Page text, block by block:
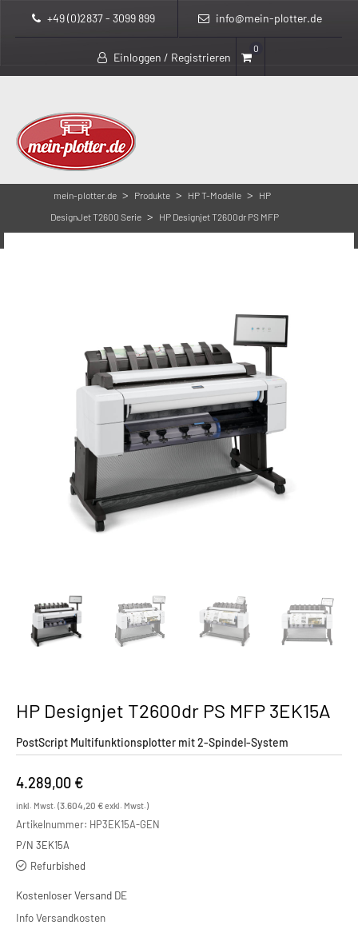
+49 (0)2837 - 3099 899 info@mein-plotter.de
Einloggen / Registrieren
0
mein-plotter.de > Produkte > HP T-Modelle >
HP
DesignJet T2600 Serie >
HP Designjet T2600dr PS MFP
HP Designjet T2600dr PS MFP 3EK15A
PostScript Multifunktionsplotter mit 2-Spindel-System
4.289,00 €
inkl. Mwst. (3.604,20 €exkl. Mwst.)
Artikelnummer: HP3EK15A-GEN
P/N 3EK15A
Refurbished
Kostenloser Versand DE
Info Versandkosten